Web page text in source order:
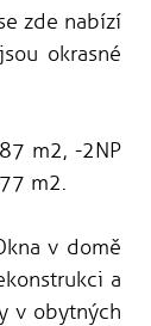
zde nabízí
okrasné
m2, -2NP
m2.
v domě
a
v obytných